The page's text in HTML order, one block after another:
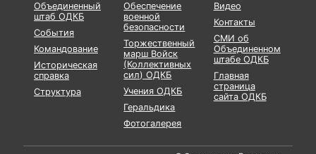
Объединенный
штаб ОДКБ
События
Командование
Историческая
справка
Структура
Обеспечение
военной
безопасности
Торжественный
марш Войск
(Коллективных
сил) ОДКБ
Учения ОДКБ
Геральдика
Фотогалерея
Видео
Контакты
СМИ об
Объединенном
штабе ОДКБ
Главная
страница
сайта ОДКБ